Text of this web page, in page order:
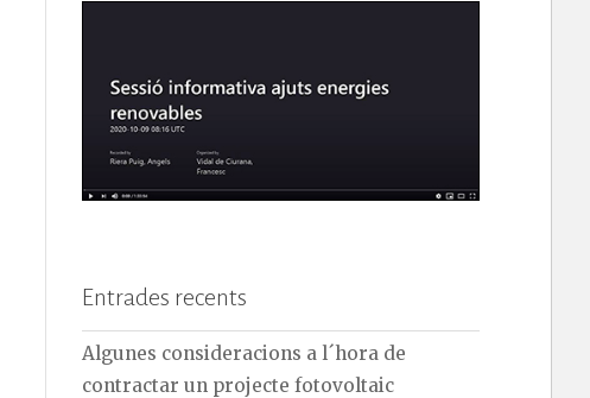
Entrades recents
Algunes consideracions a l´hora de
contractar un projecte fotovoltaic